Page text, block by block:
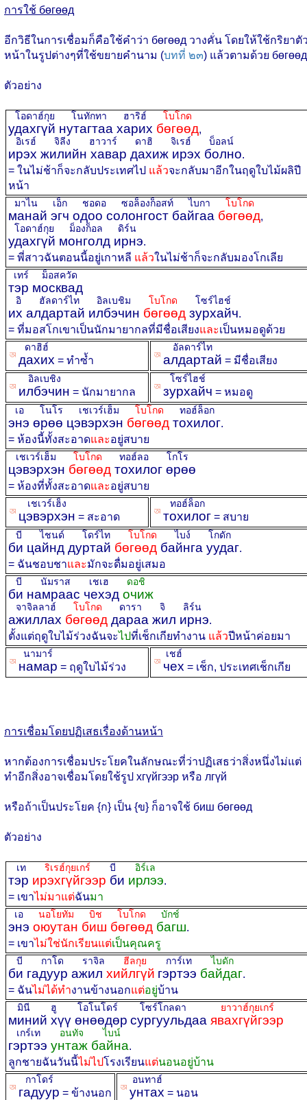
การใช้ бөгөөд
อีกวิธีในการเชื่อมก็คือใช้คำว่า бөгөөд วางคั่น โดยให้ใช้กริยาตั
หน้าในรูปต่างๆที่ใช้ขยายคำนาม (บทที่ ๒๓) แล้วตามด้วย бөгөөд
ตัวอย่าง
удахгүй нутагтаа харих бөгөөд
โอดาฮ์กุย โนทักทา ฮาริฮ์ โบโกด
,
ирэх жилийн хавар дахиж ирэх болно
อิเรฮ์ จิลีง ฮาวาร์ ดาฮิ จิเรฮ์ บ็อลน์
.
= ในไม่ช้าก็จะกลับประเทศไป แล้วจะกลับมาอีกในฤดูใบไม้ผลิปี
หน้า
манай эгч одоо солонгост байгаа бөгөөд
มาไน เอ็ก ชอดอ ซอล็องก็อสท์ ไบกา โบโกด
,
удахгүй монголд ирнэ
โอดาฮ์กุย ม็องก็อล ดิร์น
.
= พี่สาวฉันตอนนี้อยู่เกาหลี แล้วในไม่ช้าก็จะกลับมองโกเลีย
тэр москвад
เทร์ ม็อสควัด
их алдартай илбэчин бөгөөд зурхайч
อิ ฮัลดาร์ไท อิลเบชิม โบโกด โซร์ไฮช์
.
= ที่มอสโกเขาเป็นนักมายากลที่มีชื่อเสียงและเป็นหมอดูด้วย
ꡐ дахих
ดาฮิฮ์
= ทำซ้ำ ꡐ алдартай
อัลดาร์ไท
= มีชื่อเสียง
ꡐ илбэчин
อิลเบชิง
= นักมายากล ꡐ зурхайч
โซร์ไฮช์
= หมอดู
энэ өрөө цэвэрхэн бөгөөд тохилог
เอ โนโร เชเวร์เฮ็ม โบโกด ทอฮ์ล็อก
.
= ห้องนี้ทั้งสะอาดและอยู่สบาย
цэвэрхэн бөгөөд тохилог өрөө
เชเวร์เฮ็ม โบโกด ทอฮ์ลอ โกโร
= ห้องที่ทั้งสะอาดและอยู่สบาย
ꡐ цэвэрхэн
เชเวร์เฮ็ง
= สะอาด ꡐ тохилог
ทอฮ์ล็อก
= สบาย
би цайнд дуртай бөгөөд байнга уудаг
บี ไชนด์ โดร์ไทโบโกด ไบง์ โกดัก
.
= ฉันชอบชาและมักจะดื่มอยู่เสมอ
би намраас чехэд очиж
บี นัมราส เชเฮ ดอชิ
ажиллах бөгөөд дараа жил ирнэ
จาจิลลาฮ์ โบโกด ดารา จิ ลิร์น
.
ตั้งแต่ฤดูใบไม้ร่วงฉันจะไปที่เช็กเกียทำงาน แล้วปีหน้าค่อยมา
ꡐ намар
นามาร์
= ฤดูใบไม้ร่วง ꡐ чех
เชฮ์
= เช็ก, ประเทศเช็กเกีย
การเชื่อมโดยปฏิเสธเรื่องด้านหน้า
หากต้องการเชื่อมประโยคในลักษณะที่ว่าปฏิเสธว่าสิ่งหนึ่งไม่แต่
ทำอีกสิ่งอาจเชื่อมโดยใช้รูป хгүйгээр หรือ лгүй
หรือถ้าเป็นประโยค {ก} เป็น {ข} ก็อาจใช้ биш бөгөөд
ตัวอย่าง
тэр ирэхгүйгээр би ирлээ
เท ริเรฮ์กุยเกร์ บี อิร์เล
.
= เขาไม่มาแต่ฉันมา
энэ оюутан биш бөгөөд багш
เอนอโยทัม บิช โบโกด บักช์
.
= เขาไม่ใช่นักเรียนแต่เป็นคุณครู
би гадуур ажил хийлгүй
บี กาโด ราจิล ฮีลกุย
гэртээ байдаг
การ์เทไบดัก
.
= ฉันไม่ได้ทำงานข้างนอกแต่อยู่บ้าน
миний хүү өнөөдөр
มินี ฮู โอโนโดร์
сургуульдаа явахгүйгээр
โซร์โกลดา ยาวาฮ์กุยเกร์
гэртээ унтаж байна
เกร์เท อนทัจ ไบน์
.
ลูกชายฉันวันนี้ไม่ไปโรงเรียนแต่นอนอยู่บ้าน
ꡐ гадуур
กาโดร์
= ข้างนอก ꡐ унтах
อนทาฮ์
= นอน